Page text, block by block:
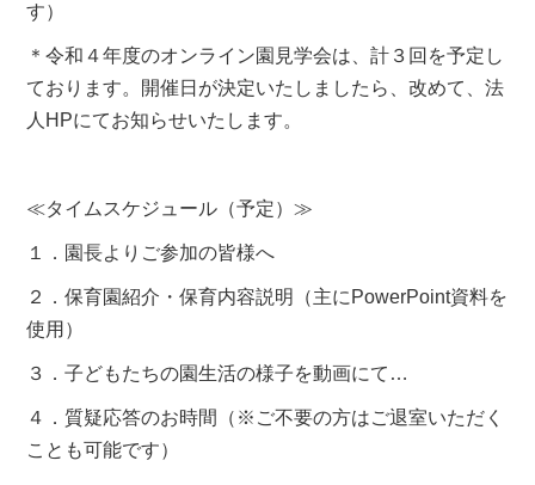
す）
＊令和４年度のオンライン園見学会は、計３回を予定し
ております。開催日が決定いたしましたら、改めて、法
人HPにてお知らせいたします。
≪タイムスケジュール（予定）≫
１．園長よりご参加の皆様へ
２．保育園紹介・保育内容説明（主にPowerPoint資料を
使用）
３．子どもたちの園生活の様子を動画にて…
４．質疑応答のお時間（※ご不要の方はご退室いただく
ことも可能です）